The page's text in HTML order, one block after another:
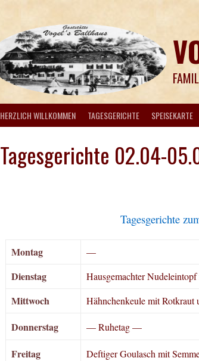
HERZLICH WILLKOMMEN TAGESGERICHTE SPEISEKARTE
Tagesgerichte 02.04-
Tagesgerichte
Montag —
Dienstag Hausgemachter
Mittwoch Hähnchenkeule mit Rotkraut
Donnerstag — Ruhetag —
Freitag Deftiger Goulasch mit